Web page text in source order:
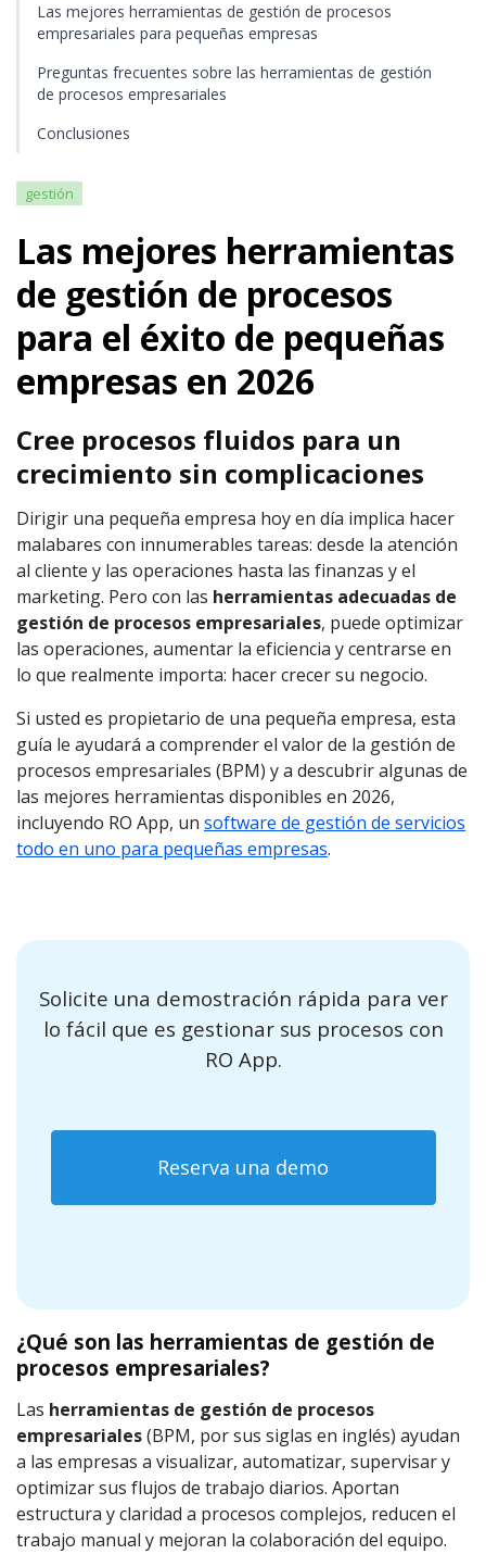
Las mejores herramientas de gestión de procesos
empresariales para pequeñas empresas
Preguntas frecuentes sobre las herramientas de gestión
de procesos empresariales
Conclusiones
gestión
Las mejores herramientas
de gestión de procesos
para el éxito de pequeñas
empresas en 2026
Cree procesos fluidos para un
crecimiento sin complicaciones
Dirigir una pequeña empresa hoy en día implica hacer
malabares con innumerables tareas: desde la atención
al cliente y las operaciones hasta las finanzas y el
marketing. Pero con las herramientas adecuadas de
gestión de procesos empresariales, puede optimizar
las operaciones, aumentar la eficiencia y centrarse en
lo que realmente importa: hacer crecer su negocio.
Si usted es propietario de una pequeña empresa, esta
guía le ayudará a comprender el valor de la gestión de
procesos empresariales (BPM) y a descubrir algunas de
las mejores herramientas disponibles en 2026,
incluyendo RO App, un software de gestión de servicios
todo en uno para pequeñas empresas.
Solicite una demostración rápida para ver
lo fácil que es gestionar sus procesos con
RO App.
Reserva una demo
¿Qué son las herramientas de gestión de
procesos empresariales?
Las herramientas de gestión de procesos
empresariales(BPM, por sus siglas en inglés) ayudan
a las empresas a visualizar, automatizar, supervisar y
optimizar sus flujos de trabajo diarios. Aportan
estructura y claridad a procesos complejos, reducen el
trabajo manual y mejoran la colaboración del equipo.